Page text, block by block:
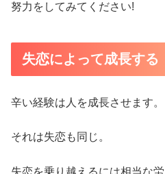
努力をしてみてください!
失恋によって成長する
辛い経験は人を成長させます。
それは失恋も同じ。
失恋を乗り越えるには相当な